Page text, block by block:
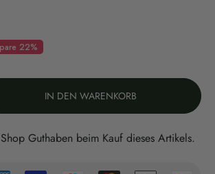
22%
IN DEN WARENKORB
Shop Guthaben beim Kauf dieses Artikels.